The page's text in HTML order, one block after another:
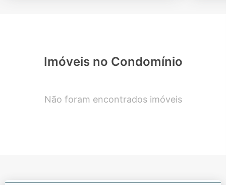
Imóveis no Condomínio
Não foram encontrados imóveis